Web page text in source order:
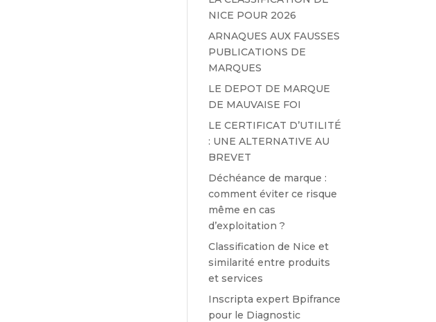
NICE POUR 2026
ARNAQUES AUX FAUSSES
PUBLICATIONS DE
MARQUES
LE DEPOT DE MARQUE
DE MAUVAISE FOI
LE CERTIFICAT D’UTILITÉ
: UNE ALTERNATIVE AU
BREVET
Déchéance de marque :
comment éviter ce risque
même en cas
d’exploitation ?
Classification de Nice et
similarité entre produits
et services
Inscripta expert Bpifrance
pour le Diagnostic